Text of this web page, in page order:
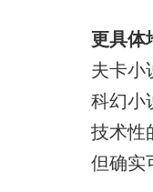
更具体
夫卡小
科幻小
技术性
但确实